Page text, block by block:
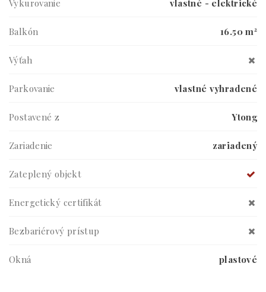
Vykurovanie vlastné - elektrické
Balkón 16.50 m²
Výťah
Parkovanie vlastné vyhradené
Postavené z Ytong
Zariadenie zariadený
Zateplený objekt
Energetický certifikát
Bezbariérový prístup
Okná plastové